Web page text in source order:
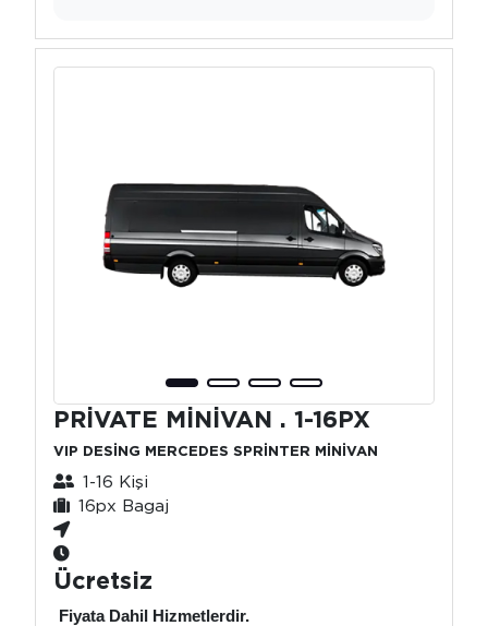
PRİVATE MİNİVAN . 1-16PX
VIP DESİNG MERCEDES SPRİNTER MİNİVAN
1-16 Kişi
16px Bagaj
Ücretsiz
Fiyata Dahil Hizmetlerdir.